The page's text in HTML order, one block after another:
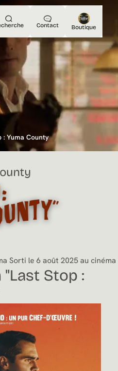
Contact Boutique
Sorti le 6 août 2025 au cinéma
: Yuma County
Stop :